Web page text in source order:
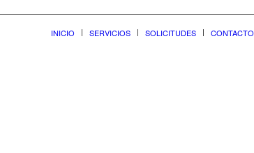
INICIO SERVICIOS SOLICITUDES CONTACTO